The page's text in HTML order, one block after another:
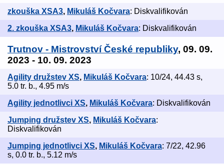
zkouška XSA3, Mikuláš Kočvara: Diskvalifikován
2. zkouška XSA3, Mikuláš Kočvara: Diskvalifikován
Trutnov - Mistrovství České republiky, 09. 09.
2023 - 10. 09. 2023
Agility družstev XS, Mikuláš Kočvara: 10/24, 44.43 s,
5.0 tr. b., 4.95 m/s
Agility jednotlivci XS, Mikuláš Kočvara: Diskvalifikován
Jumping družstev XS, Mikuláš Kočvara:
Diskvalifikován
Jumping jednotlivci XS, Mikuláš Kočvara: 7/22, 42.96
s, 0.0 tr. b., 5.12 m/s